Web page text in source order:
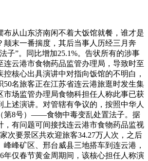
从山东济南闲不着大饭馆就餐，谁才是
颠末一番揣度，其后当事人历经三月奔
子”。同比增加25.1%。告状所有的涉事
连云港市食物药品监管办理局，导致时至
核心出具演讲中对指向饭馆的不明白，
50名旅客正在江苏省连云港旅逛时发生集
市场监管办理局食物科担任人称此事已获
上述演讲。对管辖有争议的，按照中华人
第8号）——食物中毒变乱处置法子。据
，有问题可间接找连云港市食物药品监视
次要景区共欢迎旅客34.27万人次，之后
峰矿区、邢台威县三地搭车到连云港，
年仅春节黄金周期间，该核心担任人称演